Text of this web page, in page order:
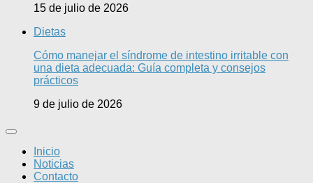
15 de julio de 2026
Dietas
Cómo manejar el síndrome de intestino irritable con
una dieta adecuada: Guía completa y consejos
prácticos
9 de julio de 2026
Inicio
Noticias
Contacto